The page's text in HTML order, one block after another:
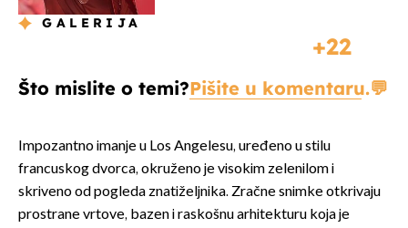
GALERIJA
22
Što mislite o temi?Pišite u komentaru.
Impozantno imanje u Los Angelesu, uređeno u stilu
francuskog dvorca, okruženo je visokim zelenilom i
skriveno od pogleda znatiželjnika. Zračne snimke otkrivaju
prostrane vrtove, bazen i raskošnu arhitekturu koja je